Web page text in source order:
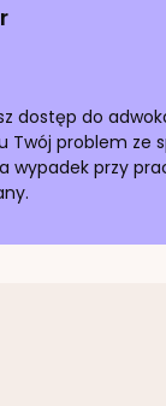
dostęp do
Twój problem ze
wypadek przy